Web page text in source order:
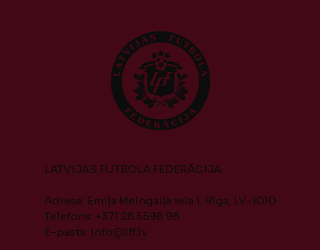
LATVIJAS FUTBOLA FEDERĀCIJA
Adrese: Emiļa Melngaiļa iela 1, Rīga, LV-1010
Telefons: +371 28 5598 98
E-pasts: info@lff.lv